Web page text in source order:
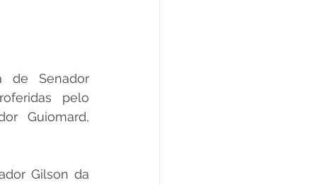
ExpoQuinari 2025
de Senador
pelo
Guiomard,
Gilson da